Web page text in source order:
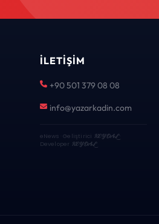
İLETIŞIM
+90 501 379 08 08
info@yazarkadin.com
eNews · Geliştirici KEYDAL·
Developer KEYDAL